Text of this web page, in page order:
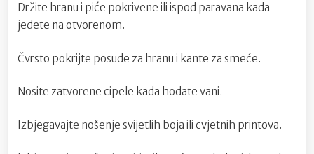
Držite hranu i piće pokrivene ili ispod paravana kada
jedete na otvorenom.
Čvrsto pokrijte posude za hranu i kante za smeće.
Nosite zatvorene cipele kada hodate vani.
Izbjegavajte nošenje svijetlih boja ili cvjetnih printova.